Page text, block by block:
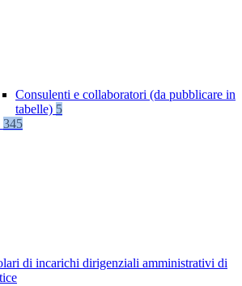
Consulenti e collaboratori (da pubblicare in
tabelle) 5
345
di incarichi dirigenziali amministrativi di